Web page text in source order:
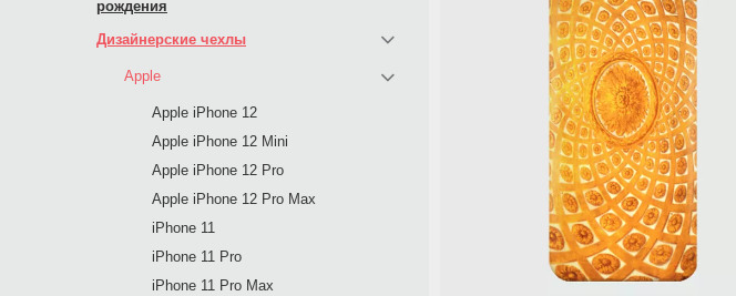
рождения
Дизайнерские чехлы
Apple
Apple iPhone 12
Apple iPhone 12 Mini
Apple iPhone 12 Pro
Apple iPhone 12 Pro Max
iPhone 11
iPhone 11 Pro
iPhone 11 Pro Max